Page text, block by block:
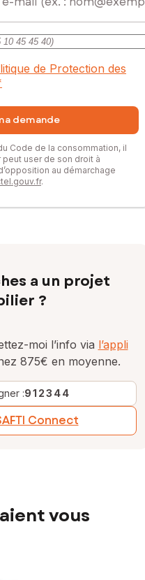
de Protection des
demande
Code de la consommation, il
user de son droit à
au démarchage
.
a un projet
?
moi l’info via l’appli
875€ en moyenne.
:912344
Connect
vous